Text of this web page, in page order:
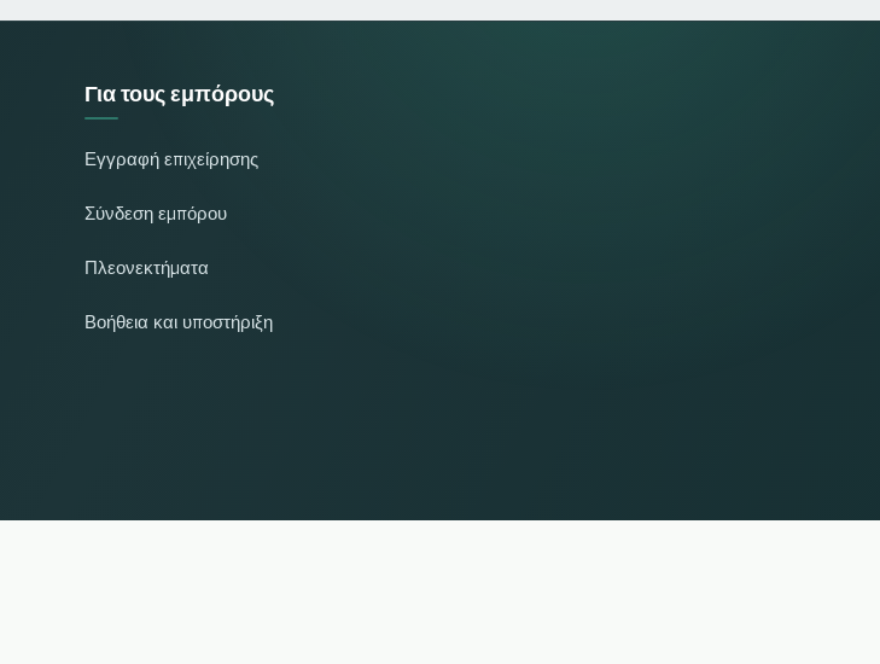
Για τους εμπόρους
Εγγραφή επιχείρησης
Σύνδεση εμπόρου
Πλεονεκτήματα
Βοήθεια και υποστήριξη